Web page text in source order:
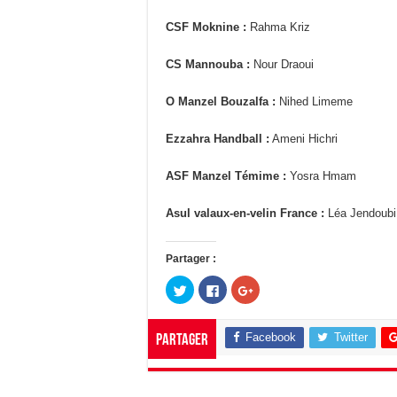
CSF Moknine : Rahma Kriz
CS Mannouba : Nour Draoui
O Manzel Bouzalfa : Nihed Limeme
Ezzahra Handball : Ameni Hichri
ASF Manzel Témime : Yosra Hmam
Asul valaux-en-velin France : Léa Jendoubi
Partager :
C
l
q
e
p
o
C
l
u
z
o
C
l
u
e
z
o
Partager Facebook Twitter